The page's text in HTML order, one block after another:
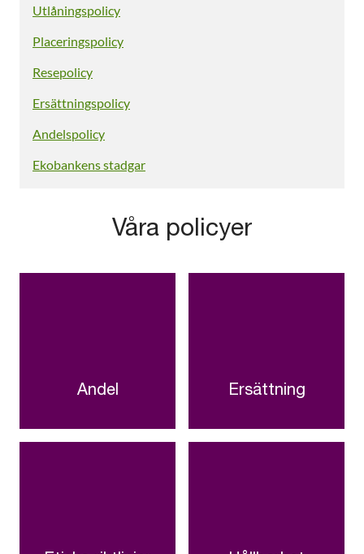
Utlåningspolicy
Placeringspolicy
Resepolicy
Ersättningspolicy
Andelspolicy
Ekobankens stadgar
Våra policyer
Andel Ersättning